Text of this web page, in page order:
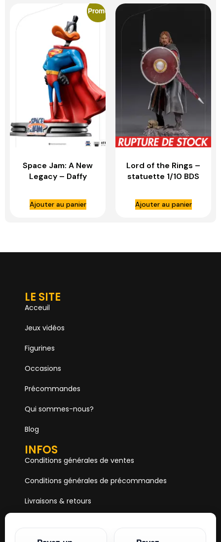
Promo
Space Jam: A New
Legacy – Daffy
Scale Statue – IRON
STUDIOS
Ajouter au panier
Lord of the Rings –
statuette 1/10 BDS
IRON STUDIOS
Ajouter au panier
LE SITE
Acceuil
Jeux vidéos
Figurines
Occasions
Précommandes
Qui sommes-nous?
Blog
INFOS
Conditions générales de ventes
Conditions générales de précommandes
Livraisons & retours